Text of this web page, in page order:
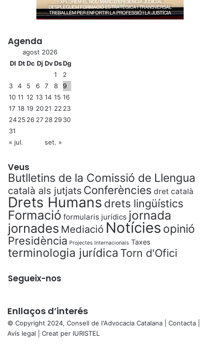
Agenda
agost 2026
Dl DtDc Dj DvDsDg
1
2
3
4 5 6 7 8
9
10 11 12 13 14 15 16
17 18 19 2021 22 23
2425 26 27 28 2930
31
« jul.
set. »
Veus
Butlletins de la Comissió de Llengua
català als jutjats Conferències dret català
Drets Humans drets lingüístics
Formació formularis jurídics jornada
jornades Mediació Notícies opinió
Presidència Projectes Internacionals Taxes
terminologia jurídica Torn d'Ofici
Segueix-nos
Enllaços d’interés
© Copyright 2024, Consell de l'Advocacia Catalana | Contacta
Avís legal | Creat per IURISTEL